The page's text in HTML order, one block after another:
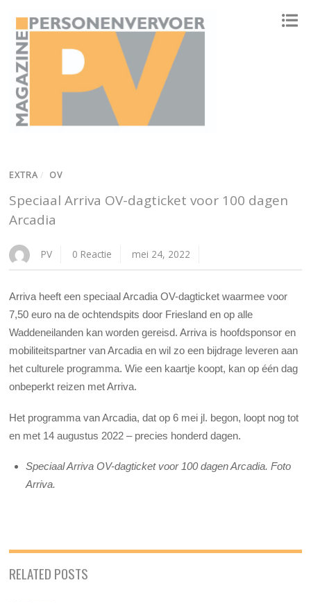
EXTRA / OV
Speciaal Arriva OV-dagticket voor 100 dagen
Arcadia
PV 0 Reactie mei 24, 2022
Arriva heeft een speciaal Arcadia OV-dagticket waarmee voor
7,50 euro na de ochtendspits door Friesland en op alle
Waddeneilanden kan worden gereisd. Arriva is hoofdsponsor en
mobiliteitspartner van Arcadia en wil zo een bijdrage leveren aan
het culturele programma. Wie een kaartje koopt, kan op één dag
onbeperkt reizen met Arriva.
Het programma van Arcadia, dat op 6 mei jl. begon, loopt nog tot
en met 14 augustus 2022 – precies honderd dagen.
Speciaal Arriva OV-dagticket voor 100 dagen Arcadia. Foto
Arriva.
RELATED POSTS